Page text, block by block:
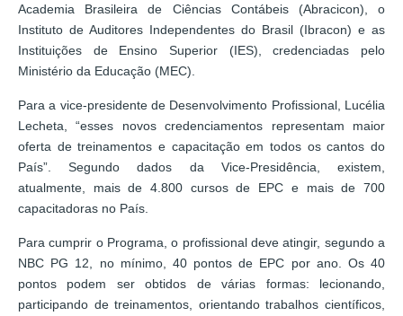
Academia Brasileira de Ciências Contábeis (Abracicon), o
Instituto de Auditores Independentes do Brasil (Ibracon) e as
Instituições de Ensino Superior (IES), credenciadas pelo
Ministério da Educação (MEC).
Para a vice-presidente de Desenvolvimento Profissional, Lucélia
Lecheta, “esses novos credenciamentos representam maior
oferta de treinamentos e capacitação em todos os cantos do
País”. Segundo dados da Vice-Presidência, existem,
atualmente, mais de 4.800 cursos de EPC e mais de 700
capacitadoras no País.
Para cumprir o Programa, o profissional deve atingir, segundo a
NBC PG 12, no mínimo, 40 pontos de EPC por ano. Os 40
pontos podem ser obtidos de várias formas: lecionando,
participando de treinamentos, orientando trabalhos científicos,